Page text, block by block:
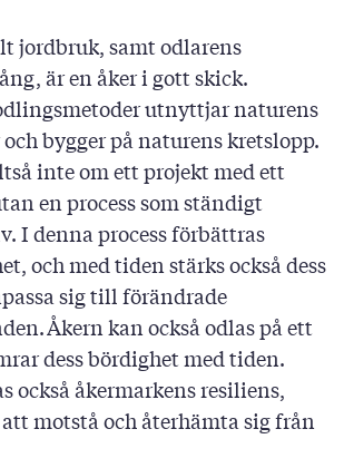
jordbruk, samt odlarens
är en åker i gott skick.
utnyttjar naturens
och bygger på naturens kretslopp.
inte om ett projekt med ett
en process som ständigt
I denna process förbättras
och med tiden stärks också dess
sig till förändrade
Åkern kan också odlas på ett
dess bördighet med tiden.
också åkermarkens resiliens,
motstå och återhämta sig från